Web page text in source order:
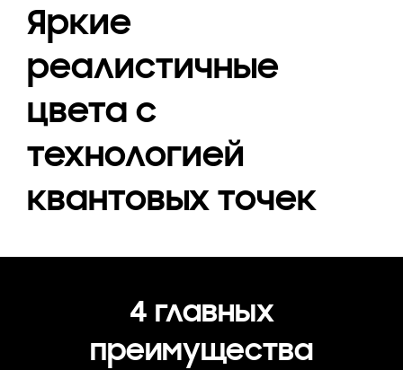
Яркие
реалистичные
цвета с
технологией
квантовых точек
4 главных
преимущества